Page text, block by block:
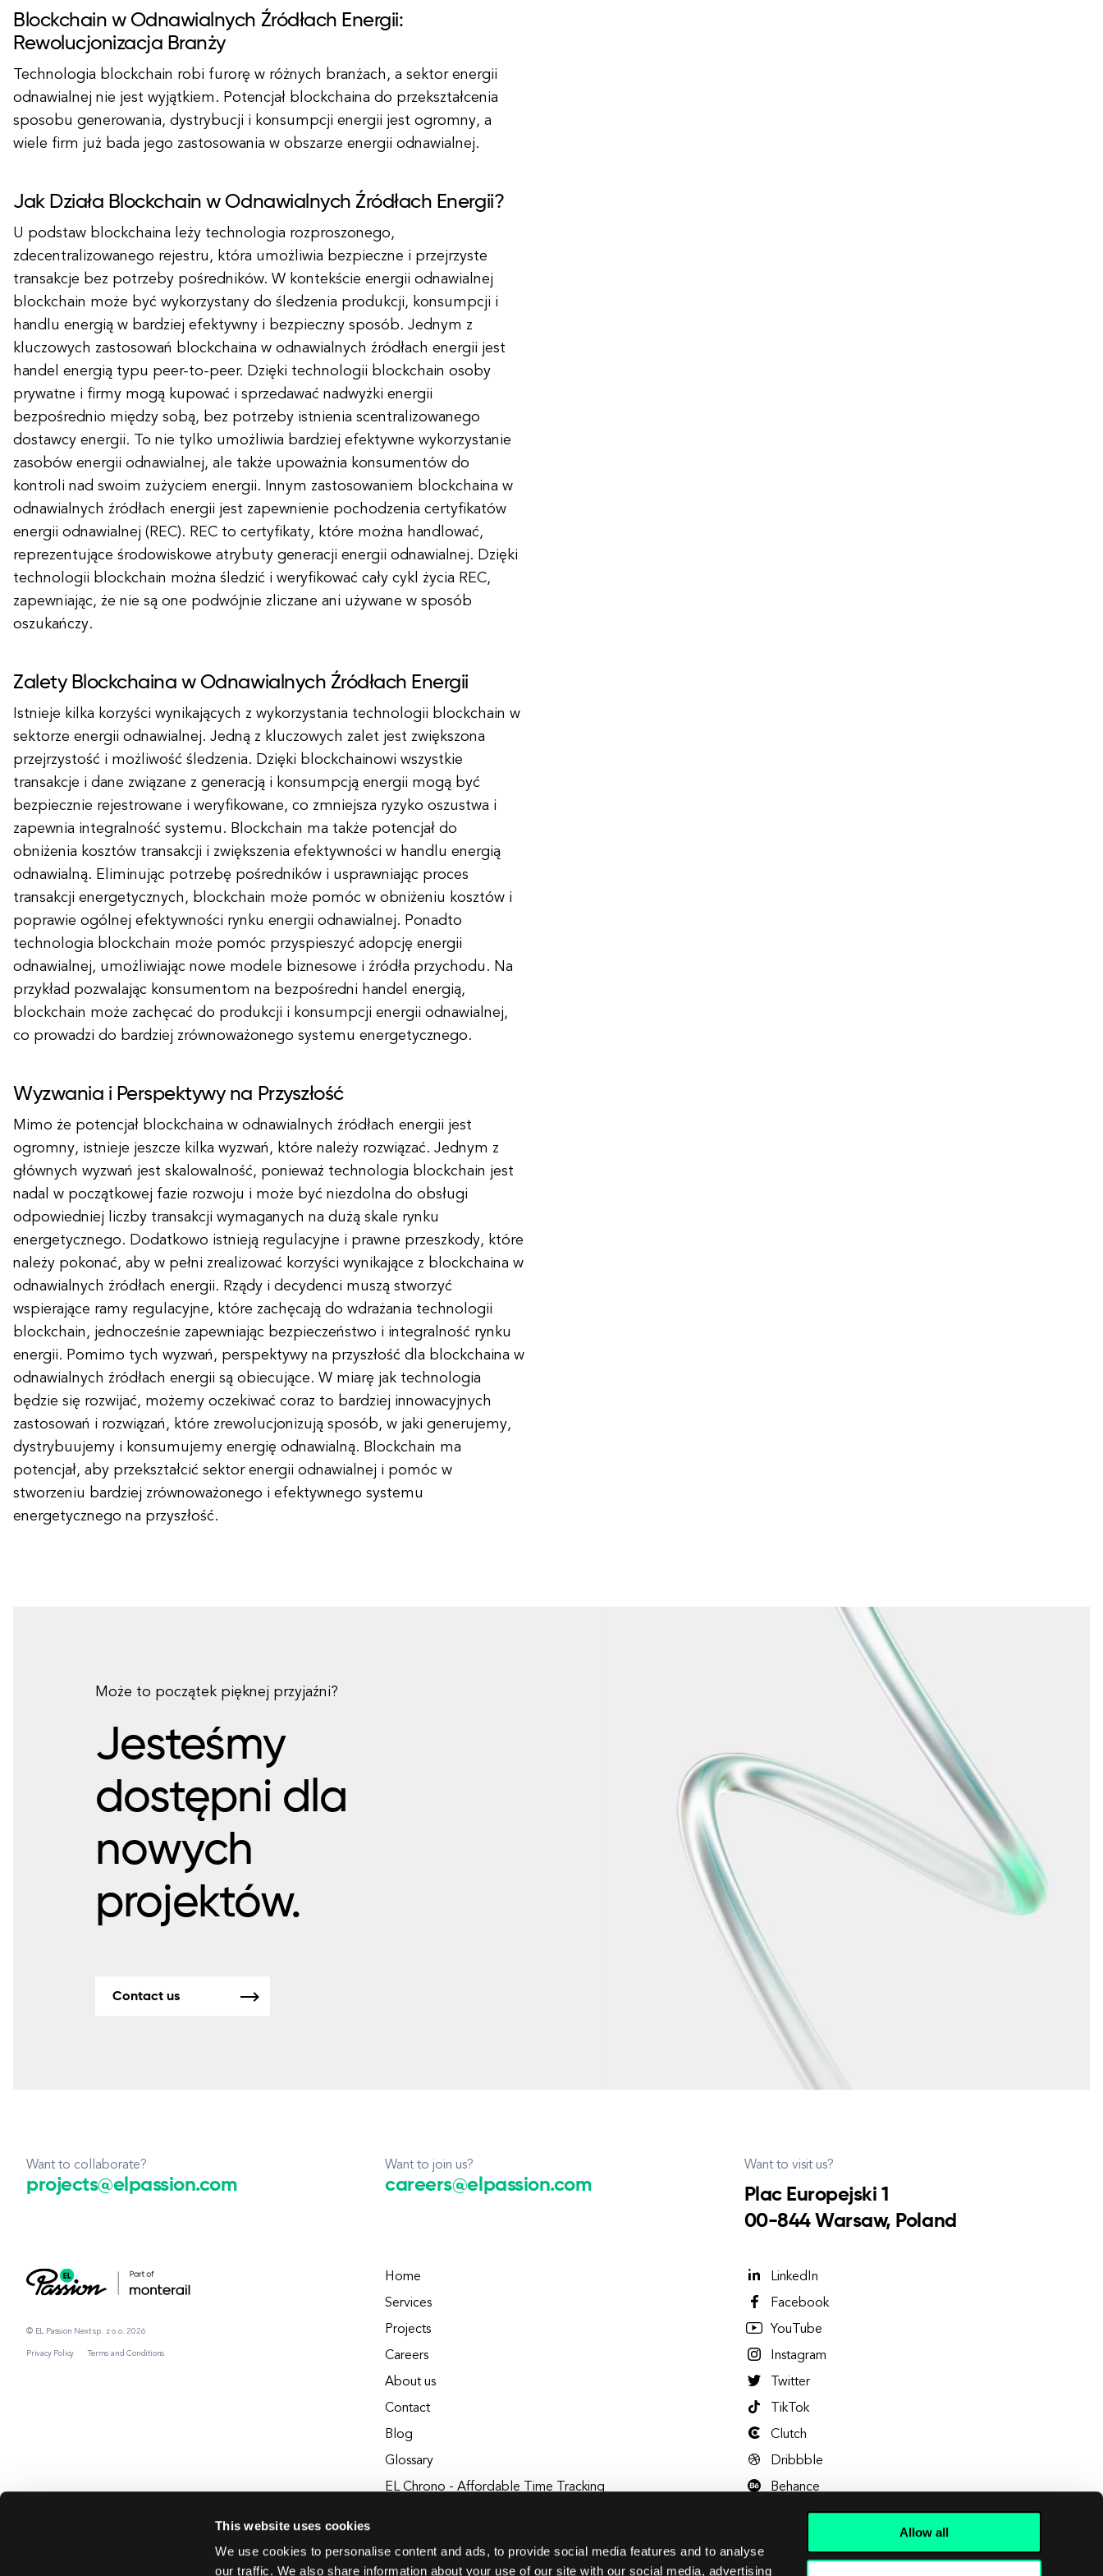
This website uses cookies
We use cookies to personalise content and ads, to provide social media features and to analyse
our traffic. We also share information about your use of our site with our social media, advertising
Allow all
Blockchain w Odnawialnych Źródłach Energii:
Rewolucjonizacja Branży
Technologia blockchain robi furorę w różnych branżach, a sektor energii
odnawialnej nie jest wyjątkiem. Potencjał blockchaina do przekształcenia
sposobu generowania, dystrybucji i konsumpcji energii jest ogromny, a
wiele firm już bada jego zastosowania w obszarze energii odnawialnej.
Jak Działa Blockchain w Odnawialnych Źródłach Energii?
U podstaw blockchaina leży technologia rozproszonego,
zdecentralizowanego rejestru, która umożliwia bezpieczne i przejrzyste
transakcje bez potrzeby pośredników. W kontekście energii odnawialnej
blockchain może być wykorzystany do śledzenia produkcji, konsumpcji i
handlu energią w bardziej efektywny i bezpieczny sposób. Jednym z
kluczowych zastosowań blockchaina w odnawialnych źródłach energii jest
handel energią typu peer-to-peer. Dzięki technologii blockchain osoby
prywatne i firmy mogą kupować i sprzedawać nadwyżki energii
bezpośrednio między sobą, bez potrzeby istnienia scentralizowanego
dostawcy energii. To nie tylko umożliwia bardziej efektywne wykorzystanie
zasobów energii odnawialnej, ale także upoważnia konsumentów do
kontroli nad swoim zużyciem energii. Innym zastosowaniem blockchaina w
odnawialnych źródłach energii jest zapewnienie pochodzenia certyfikatów
energii odnawialnej (REC). REC to certyfikaty, które można handlować,
reprezentujące środowiskowe atrybuty generacji energii odnawialnej. Dzięki
technologii blockchain można śledzić i weryfikować cały cykl życia REC,
zapewniając, że nie są one podwójnie zliczane ani używane w sposób
oszukańczy.
Zalety Blockchaina w Odnawialnych Źródłach Energii
Istnieje kilka korzyści wynikających z wykorzystania technologii blockchain w
sektorze energii odnawialnej. Jedną z kluczowych zalet jest zwiększona
przejrzystość i możliwość śledzenia. Dzięki blockchainowi wszystkie
transakcje i dane związane z generacją i konsumpcją energii mogą być
bezpiecznie rejestrowane i weryfikowane, co zmniejsza ryzyko oszustwa i
zapewnia integralność systemu. Blockchain ma także potencjał do
obniżenia kosztów transakcji i zwiększenia efektywności w handlu energią
odnawialną. Eliminując potrzebę pośredników i usprawniając proces
transakcji energetycznych, blockchain może pomóc w obniżeniu kosztów i
poprawie ogólnej efektywności rynku energii odnawialnej. Ponadto
technologia blockchain może pomóc przyspieszyć adopcję energii
odnawialnej, umożliwiając nowe modele biznesowe i źródła przychodu. Na
przykład pozwalając konsumentom na bezpośredni handel energią,
blockchain może zachęcać do produkcji i konsumpcji energii odnawialnej,
co prowadzi do bardziej zrównoważonego systemu energetycznego.
Wyzwania i Perspektywy na Przyszłość
Mimo że potencjał blockchaina w odnawialnych źródłach energii jest
ogromny, istnieje jeszcze kilka wyzwań, które należy rozwiązać. Jednym z
głównych wyzwań jest skalowalność, ponieważ technologia blockchain jest
nadal w początkowej fazie rozwoju i może być niezdolna do obsługi
odpowiedniej liczby transakcji wymaganych na dużą skale rynku
energetycznego. Dodatkowo istnieją regulacyjne i prawne przeszkody, które
należy pokonać, aby w pełni zrealizować korzyści wynikające z blockchaina w
odnawialnych źródłach energii. Rządy i decydenci muszą stworzyć
wspierające ramy regulacyjne, które zachęcają do wdrażania technologii
blockchain, jednocześnie zapewniając bezpieczeństwo i integralność rynku
energii. Pomimo tych wyzwań, perspektywy na przyszłość dla blockchaina w
odnawialnych źródłach energii są obiecujące. W miarę jak technologia
będzie się rozwijać, możemy oczekiwać coraz to bardziej innowacyjnych
zastosowań i rozwiązań, które zrewolucjonizują sposób, w jaki generujemy,
dystrybuujemy i konsumujemy energię odnawialną. Blockchain ma
potencjał, aby przekształcić sektor energii odnawialnej i pomóc w
stworzeniu bardziej zrównoważonego i efektywnego systemu
energetycznego na przyszłość.
Może to początek pięknej przyjaźni?
Jesteśmy
dostępni dla
nowych
projektów.
Contact us
Want to collaborate?
projects@elpassion.com
Want to join us?
careers@elpassion.com
Want to visit us?
Plac Europejski 1
00-844 Warsaw, Poland
© EL Passion Next sp. z o.o. 2026
Privacy Policy Terms and Conditions
Home
Services
Projects
Careers
About us
Contact
Blog
Glossary
EL Chrono - Affordable Time Tracking
LinkedIn
Facebook
YouTube
Instagram
Twitter
TikTok
Clutch
Dribbble
Behance